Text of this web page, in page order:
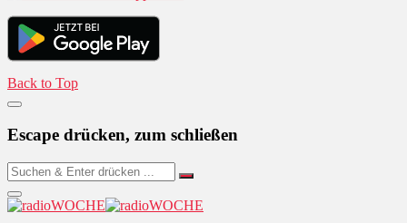
Back to Top
Escape drücken, zum schließen